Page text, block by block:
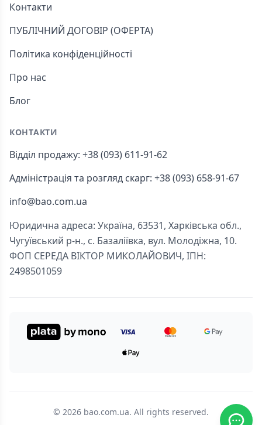
Контакти
ПУБЛІЧНИЙ ДОГОВІР (ОФЕРТА)
Політика конфіденційності
Про нас
Блог
КОНТАКТИ
Відділ продажу: +38 (093) 611-91-62
Адміністрація та розгляд скарг: +38 (093) 658-91-67
info@bao.com.ua
Юридична адреса: Україна, 63531, Харківська обл.,
Чугуївський р-н., с. Базаліївка, вул. Молодіжна, 10.
ФОП СЕРЕДА ВІКТОР МИКОЛАЙОВИЧ, ІПН:
2498501059
© 2026 bao.com.ua. All rights reserved.